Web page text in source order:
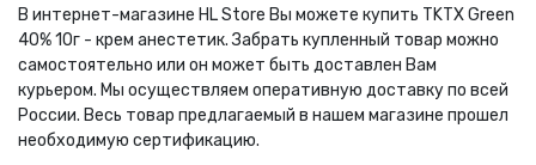
В интернет-магазине HL Store Вы можете купить TKTX Green
40% 10г - крем анестетик. Забрать купленный товар можно
самостоятельно или он может быть доставлен Вам
курьером. Мы осуществляем оперативную доставку по всей
России. Весь товар предлагаемый в нашем магазине прошел
необходимую сертификацию.